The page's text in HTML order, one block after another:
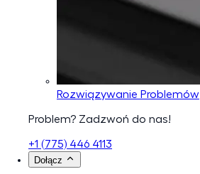
Rozwiązywanie Problemów
Problem? Zadzwoń do nas!
+1 (775) 446 4113
Dołącz